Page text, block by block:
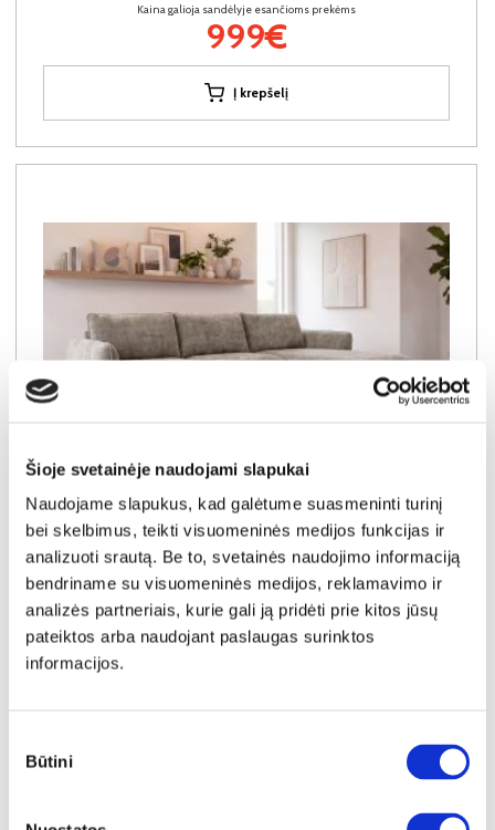
Šioje svetainėje naudojami slapukai
Naudojame slapukus, kad galėtume suasmeninti turinį
bei skelbimus, teikti visuomeninės medijos funkcijas ir
analizuoti srautą. Be to, svetainės naudojimo informaciją
bendriname su visuomeninės medijos, reklamavimo ir
analizės partneriais, kurie gali ją pridėti prie kitos jūsų
pateiktos arba naudojant paslaugas surinktos
informacijos.
pasirinkimas
Būtini
Kaina galioja sandėlyje esančioms prekėms
999€
Į krepšelį
YRA SANDĖLYJE
83cm
Kaina galioja individualiems
užsakymams
1270€
Skirtumas tarp užsakomų ir sandėlyje
esančių prekių kainų